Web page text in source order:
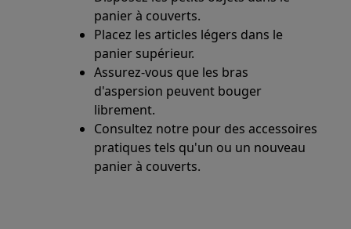
panier à couverts.
Placez les articles légers dans le
panier supérieur.
Assurez-vous que les bras
d'aspersion peuvent bouger
librement.
Consultez notre pour des accessoires
pratiques tels qu'un ou un nouveau
panier à couverts.